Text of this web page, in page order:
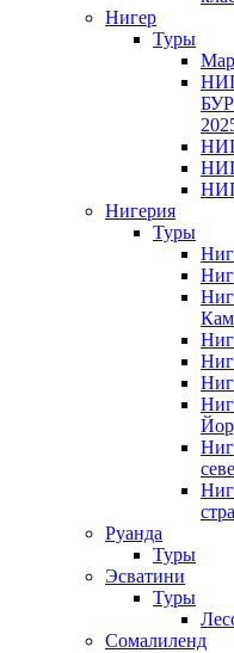
Нигер
Туры
Нигерия
Туры
Руанда
Туры
Эсватини
Туры
Сомалиленд